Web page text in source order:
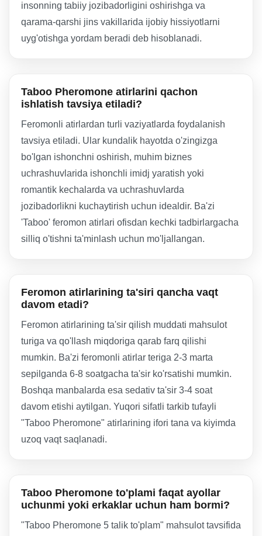
insonning tabiiy jozibadorligini oshirishga va
qarama-qarshi jins vakillarida ijobiy hissiyotlarni
uyg'otishga yordam beradi deb hisoblanadi.
Taboo Pheromone atirlarini qachon
ishlatish tavsiya etiladi?
Feromonli atirlardan turli vaziyatlarda foydalanish
tavsiya etiladi. Ular kundalik hayotda o'zingizga
bo'lgan ishonchni oshirish, muhim biznes
uchrashuvlarida ishonchli imidj yaratish yoki
romantik kechalarda va uchrashuvlarda
jozibadorlikni kuchaytirish uchun idealdir. Ba'zi
'Taboo' feromon atirlari ofisdan kechki tadbirlargacha
silliq o'tishni ta'minlash uchun mo'ljallangan.
Feromon atirlarining ta'siri qancha vaqt
davom etadi?
Feromon atirlarining ta'sir qilish muddati mahsulot
turiga va qo'llash miqdoriga qarab farq qilishi
mumkin. Ba'zi feromonli atirlar teriga 2-3 marta
sepilganda 6-8 soatgacha ta'sir ko'rsatishi mumkin.
Boshqa manbalarda esa sedativ ta'sir 3-4 soat
davom etishi aytilgan. Yuqori sifatli tarkib tufayli
"Taboo Pheromone" atirlarining ifori tana va kiyimda
uzoq vaqt saqlanadi.
Taboo Pheromone to'plami faqat ayollar
uchunmi yoki erkaklar uchun ham bormi?
"Taboo Pheromone 5 talik to'plam" mahsulot tavsifida